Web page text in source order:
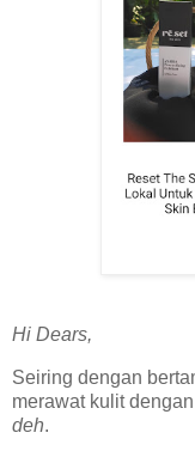
Hi Dears,
Seiring dengan
merawat kulit
deh.